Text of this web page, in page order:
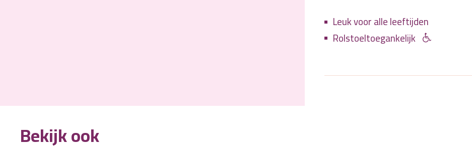
Leuk voor alle leeftijden
Rolstoeltoegankelijk
Bekijk ook